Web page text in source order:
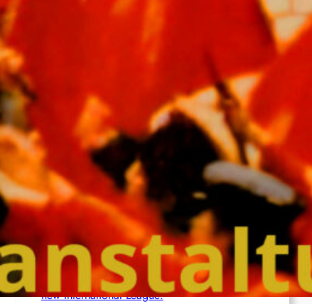
Brasil (AIL): Bomb Bearing AntiImperialist
Messages Explodes at Havan’s ‘Statue of
Liberty’ in Maceió; Luciano Hang Alleges
Netherlands (AIL): Emergency Joint Statement
– Free comrade Misir Besra!
Germany (AIL): Founding of the AIL Local
Group in Karlsruhe
Chile (AIL): Join the Chilean section of the
new International League!